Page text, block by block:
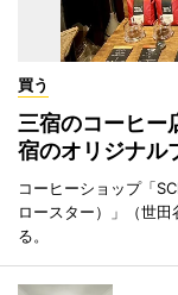
買う
三宿のコーヒ
宿のオリジナル
コーヒーショップ「
ロースター）」（世
る。